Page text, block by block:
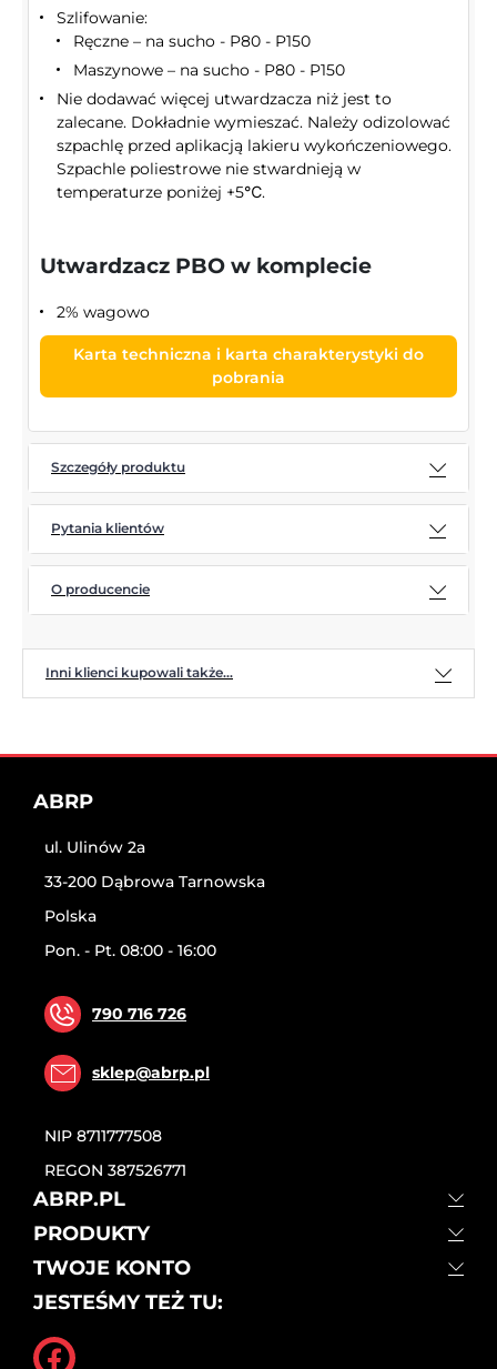
Szlifowanie:
Ręczne – na sucho - P80 - P150
Maszynowe – na sucho - P80 - P150
Nie dodawać więcej utwardzacza niż jest to
zalecane. Dokładnie wymieszać. Należy odizolować
szpachlę przed aplikacją lakieru wykończeniowego.
Szpachle poliestrowe nie stwardnieją w
temperaturze poniżej +5℃.
Utwardzacz PBO w komplecie
2% wagowo
Karta techniczna i karta charakterystyki do
pobrania
Szczegóły produktu
Pytania klientów
O producencie
Inni klienci kupowali także...
ABRP
ul. Ulinów 2a
33-200 Dąbrowa Tarnowska
Polska
Pon. - Pt. 08:00 - 16:00
790 716 726
sklep@abrp.pl
NIP 8711777508
REGON 387526771
ABRP.PL
PRODUKTY
TWOJE KONTO
JESTEŚMY TEŻ TU: